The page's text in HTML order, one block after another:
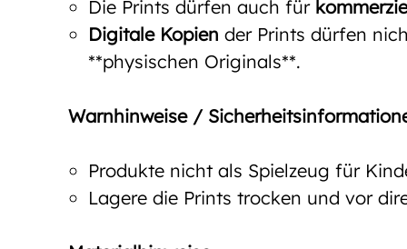
Die Prints dürfen auch für
Digitale Kopien der Prints dürfen
**physischen Originals**.
Warnhinweise /
Produkte nicht als Spielzeug für
Lagere die Prints trocken und vor